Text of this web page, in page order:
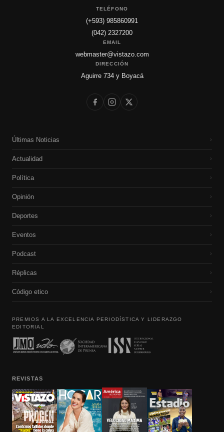
TELÉFONO
(+593) 985860991
(042) 2327200
EMAIL
webmaster@vistazo.com
DIRECCIÓN
Aguirre 734 y Boyacá
Últimas Noticias ›
Actualidad ›
Política ›
Opinión ›
Deportes ›
Eventos ›
Podcast ›
Réplicas ›
Código etico ›
PREMIOS A LA EXCELENCIA PERIODÍSTICA Y LIDERAZGO
EDITORIAL
REVISTAS